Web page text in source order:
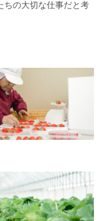
ちの大切な仕事だと考